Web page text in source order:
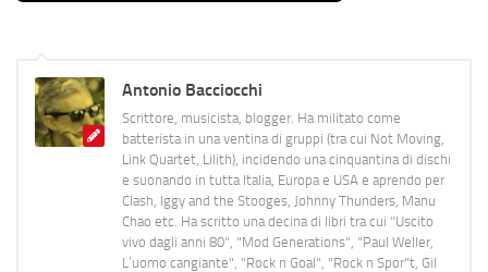
Antonio Bacciocchi
Scrittore, musicista, blogger. Ha militato come
batterista in una ventina di gruppi (tra cui Not Moving,
Link Quartet, Lilith), incidendo una cinquantina di dischi
e suonando in tutta Italia, Europa e USA e aprendo per
Clash, Iggy and the Stooges, Johnny Thunders, Manu
Chao etc. Ha scritto una decina di libri tra cui "Uscito
vivo dagli anni 80", "Mod Generations", "Paul Weller,
L’uomo cangiante", "Rock n Goal", "Rock n Spor"t, Gil